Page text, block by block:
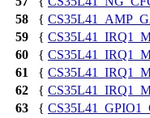
58
{
59
{
60
{
61
{
62
{
63
{